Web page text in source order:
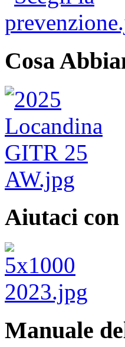
Cosa
Aiutaci con
Manuale